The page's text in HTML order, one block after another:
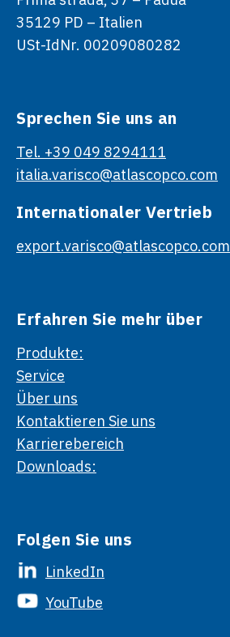
35129 PD – Italien
USt-IdNr. 00209080282
Sprechen Sie uns an
Tel. +39 049 8294111
italia.varisco@atlascopco.com
Internationaler Vertrieb
export.varisco@atlascopco.com
Erfahren Sie mehr über
Produkte:
Service
Über uns
Kontaktieren Sie uns
Karrierebereich
Downloads:
Folgen Sie uns
LinkedIn
YouTube